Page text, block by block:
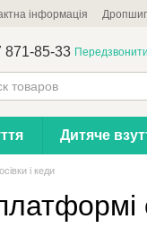
інформація
871-85-33
Дитяче
і кеди